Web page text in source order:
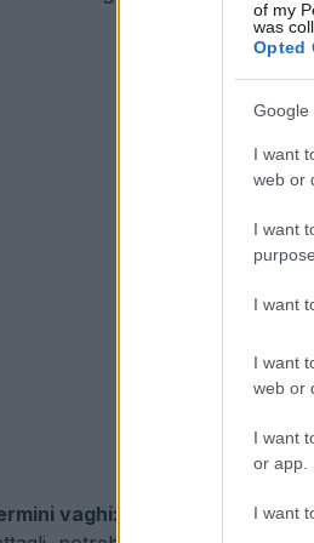
of my
was
Opted
Google
I want
web or
I want
I want
I want
web or
I want
or app.
I want
vaghi:
Se l’etichetta usa